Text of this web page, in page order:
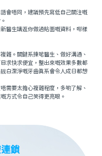
唔同，建議預先寫低自己關注嘅
生講返你做過貼面嘅資料，咁樣
。關鍵系揀啱醫生、做好溝通、
求快求便宜，整出來嘅效果多數都
白潔淨嘅牙齒真系會令人成日都想
要太擔心複雜程度，多啲了解、
方式令自己笑得更亮眼。
鎖